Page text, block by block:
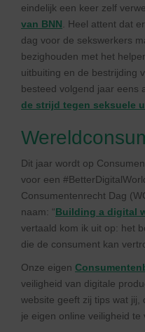
eindelijk een keer zelf
van BNN . Heel attent dat
dag voor de sekswerkers
bezighouden met het
uitbuiting en de bestrijding
besteed volgend jaar eens
de strijd tegen seksuele
Dit jaar wordt op
voor een
Consumentenrecht Dag
naam: “Building a digital
vertaald kom ik uit op: het
die de consument kan
Onze eigen
veiligheid van digitale
website geeft zij tips wat
je eigen online veiligheid te